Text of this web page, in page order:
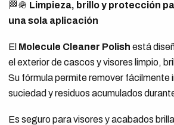
🏁🪖 Limpieza, brillo y protección
una sola aplicación
El Molecule Cleaner Polish está
el exterior de cascos y visores limpio,
Su fórmula permite remover fácilmente
suciedad y residuos acumulados
Es seguro para visores y acabados